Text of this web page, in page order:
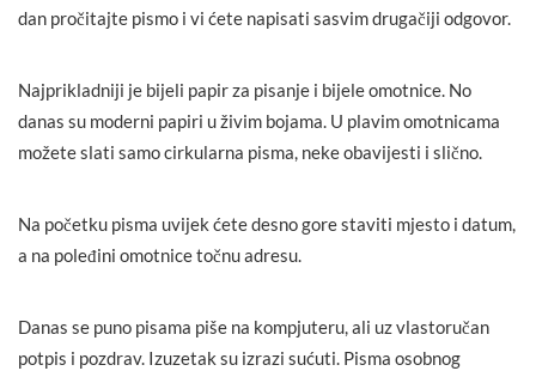
dan pročitajte pismo i vi ćete napisati sasvim drugačiji odgovor.
Najprikladniji je bijeli papir za pisanje i bijele omotnice. No
danas su moderni papiri u živim bojama. U plavim omotnicama
možete slati samo cirkularna pisma, neke obavijesti i slično.
Na početku pisma uvijek ćete desno gore staviti mjesto i datum,
a na poleđini omotnice točnu adresu.
Danas se puno pisama piše na kompjuteru, ali uz vlastoručan
potpis i pozdrav. Izuzetak su izrazi sućuti. Pisma osobnog